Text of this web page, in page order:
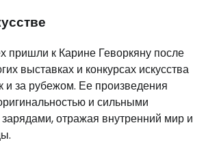
пришли к Карине Геворкяну после
выставках и конкурсах искусства
и за рубежом. Ее произведения
и сильными
отражая внутренний мир и